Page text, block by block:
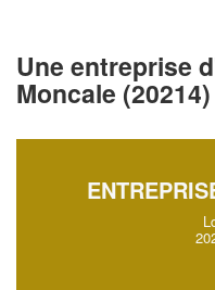
Une entreprise
Moncale (20214)
vos